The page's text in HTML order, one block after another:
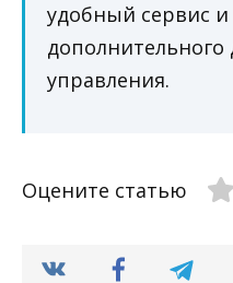
удобный сервис и
дополнительного
управления.
Оцените статью